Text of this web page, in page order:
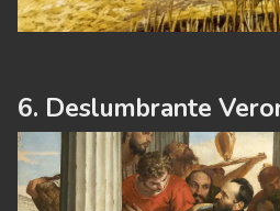
Deslumbrante